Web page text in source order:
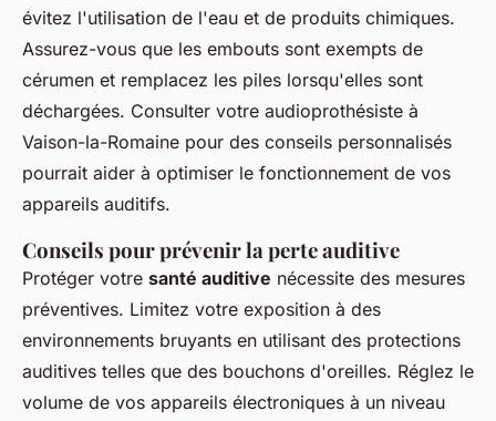
évitez l'utilisation de l'eau et de produits chimiques.
Assurez-vous que les embouts sont exempts de
cérumen et remplacez les piles lorsqu'elles sont
déchargées. Consulter votre audioprothésiste à
Vaison-la-Romaine pour des conseils personnalisés
pourrait aider à optimiser le fonctionnement de vos
appareils auditifs.
Conseils pour prévenir la perte auditive
Protéger votre santé auditive nécessite des mesures
préventives. Limitez votre exposition à des
environnements bruyants en utilisant des protections
auditives telles que des bouchons d'oreilles. Réglez le
volume de vos appareils électroniques à un niveau